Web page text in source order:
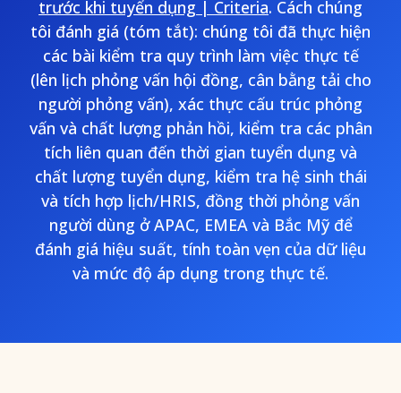
trước khi tuyển dụng | Criteria. Cách chúng
tôi đánh giá (tóm tắt): chúng tôi đã thực hiện
các bài kiểm tra quy trình làm việc thực tế
(lên lịch phỏng vấn hội đồng, cân bằng tải cho
người phỏng vấn), xác thực cấu trúc phỏng
vấn và chất lượng phản hồi, kiểm tra các phân
tích liên quan đến thời gian tuyển dụng và
chất lượng tuyển dụng, kiểm tra hệ sinh thái
và tích hợp lịch/HRIS, đồng thời phỏng vấn
người dùng ở APAC, EMEA và Bắc Mỹ để
đánh giá hiệu suất, tính toàn vẹn của dữ liệu
và mức độ áp dụng trong thực tế.